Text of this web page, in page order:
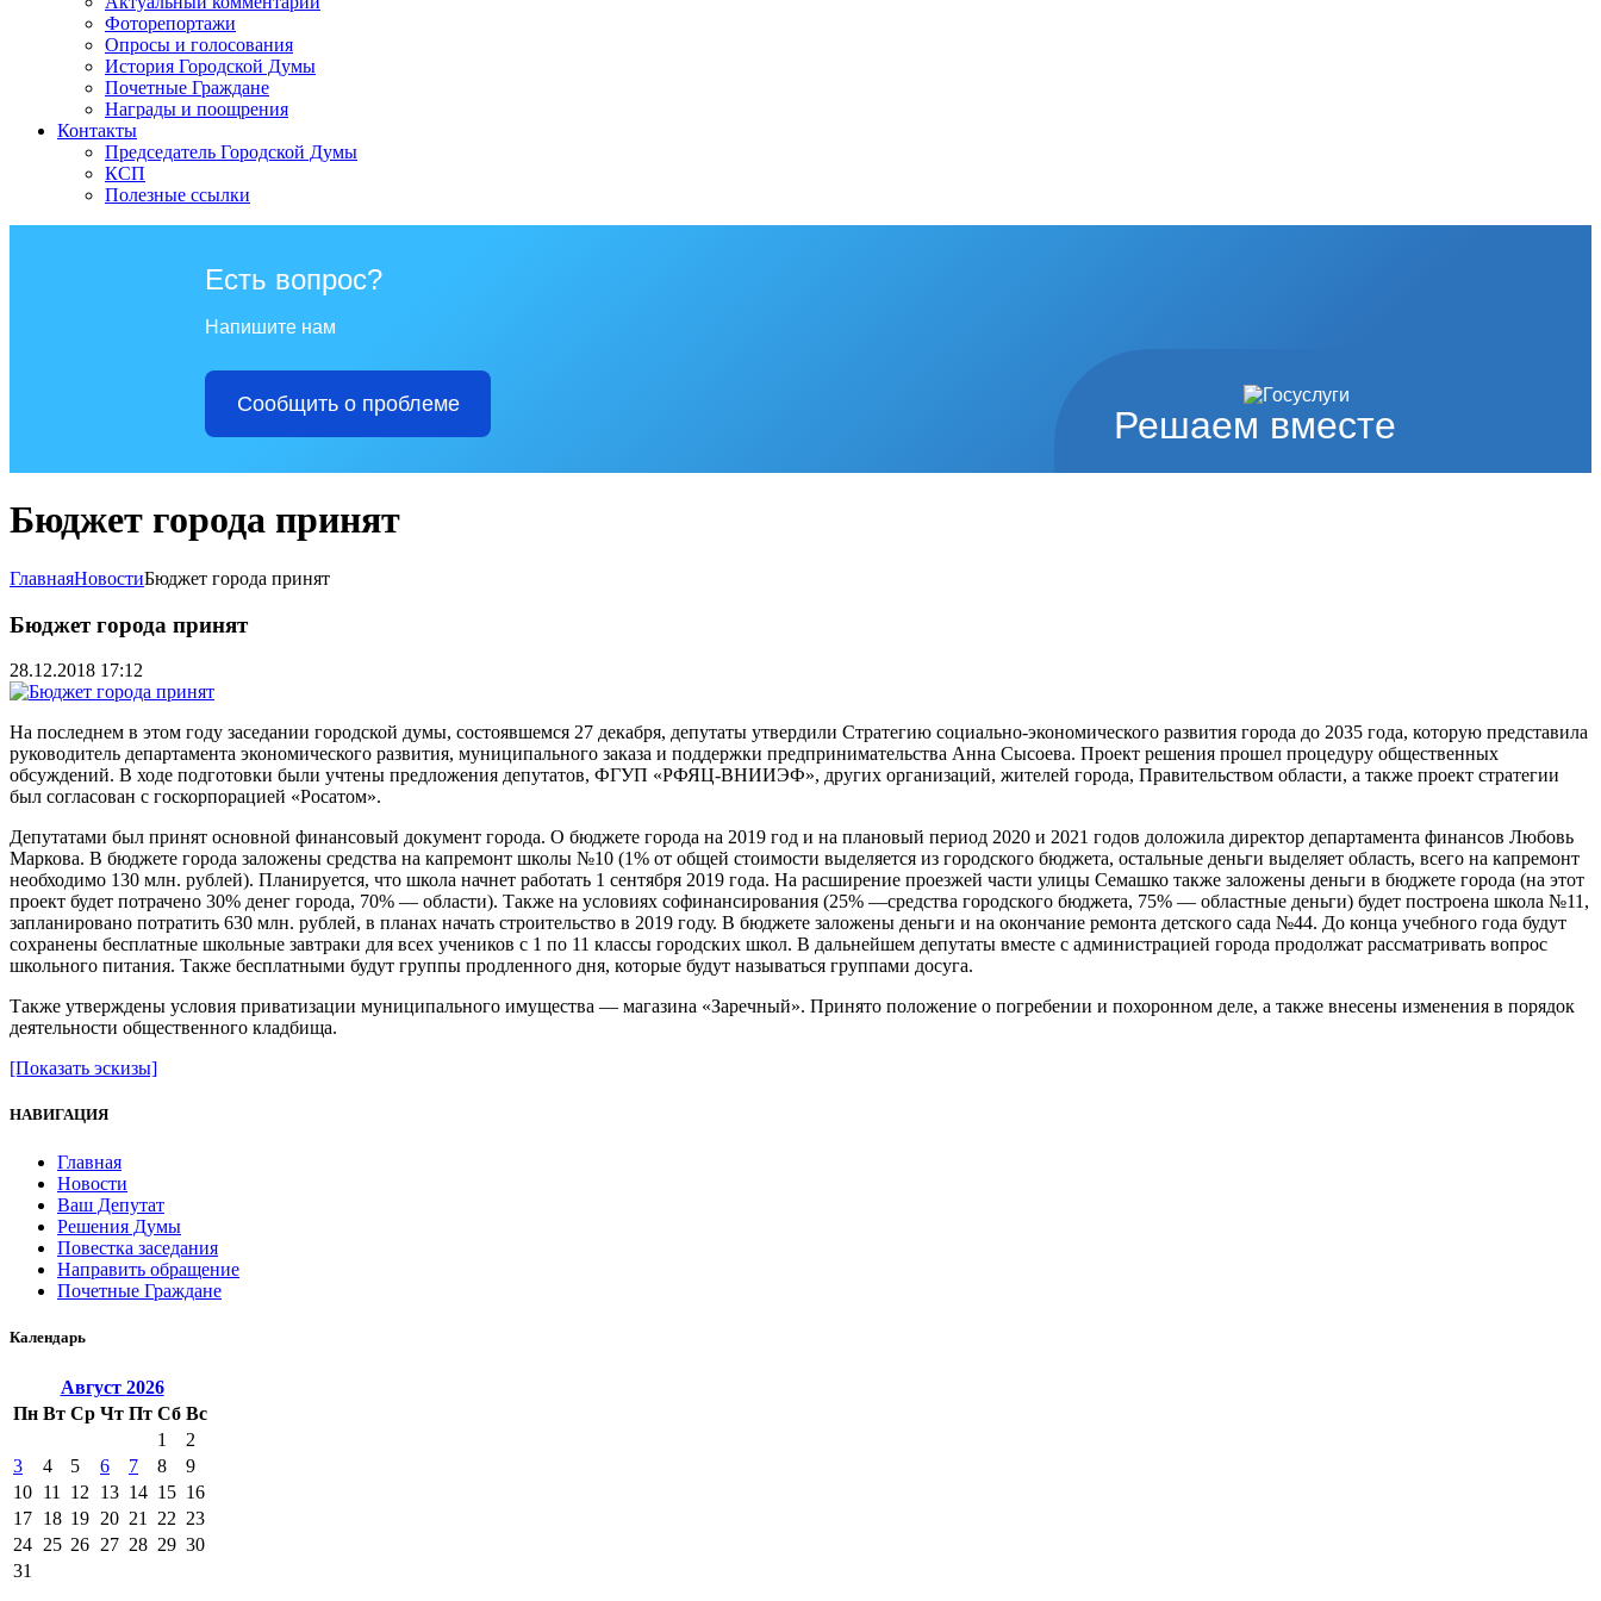
Фоторепортажи
Опросы и голосования
История Городской Думы
Почетные Граждане
Награды и поощрения
Контакты
Председатель Городской Думы
КСП
Полезные ссылки
Решаем вместе
Есть вопрос?
Напишите нам
Сообщить о проблеме
Бюджет города принят
ГлавнаяНовостиБюджет города принят
Бюджет города принят
28.12.2018 17:12
На последнем в этом году заседании городской думы, состоявшемся 27 декабря, депутаты утвердили Стратегию социально-экономического развития города до 2035 года, которую представила
руководитель департамента экономического развития, муниципального заказа и поддержки предпринимательства Анна Сысоева. Проект решения прошел процедуру общественных
обсуждений. В ходе подготовки были учтены предложения депутатов, ФГУП «РФЯЦ-ВНИИЭФ», других организаций, жителей города, Правительством области, а также проект стратегии
был согласован с госкорпорацией «Росатом».
Депутатами был принят основной финансовый документ города. О бюджете города на 2019 год и на плановый период 2020 и 2021 годов доложила директор департамента финансов Любовь
Маркова. В бюджете города заложены средства на капремонт школы №10 (1% от общей стоимости выделяется из городского бюджета, остальные деньги выделяет область, всего на капремонт
необходимо 130 млн. рублей). Планируется, что школа начнет работать 1 сентября 2019 года. На расширение проезжей части улицы Семашко также заложены деньги в бюджете города (на этот
проект будет потрачено 30% денег города, 70% — области). Также на условиях софинансирования (25% —средства городского бюджета, 75% — областные деньги) будет построена школа №11,
запланировано потратить 630 млн. рублей, в планах начать строительство в 2019 году. В бюджете заложены деньги и на окончание ремонта детского сада №44. До конца учебного года будут
сохранены бесплатные школьные завтраки для всех учеников с 1 по 11 классы городских школ. В дальнейшем депутаты вместе с администрацией города продолжат рассматривать вопрос
школьного питания. Также бесплатными будут группы продленного дня, которые будут называться группами досуга.
Также утверждены условия приватизации муниципального имущества — магазина «Заречный». Принято положение о погребении и похоронном деле, а также внесены изменения в порядок
деятельности общественного кладбища.
[Показать эскизы]
НАВИГАЦИЯ
Главная
Новости
Ваш Депутат
Решения Думы
Повестка заседания
Направить обращение
Почетные Граждане
Календарь
Август 2026
Пн Вт Ср Чт Пт Сб Вс
1
2
3
4 5 6 7 8
9
10 11 12 13 14 15 16
17 18 19 20 21 22 23
24 25 26 27 28 29 30
31